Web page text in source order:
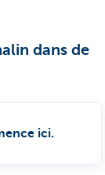
dans de
ici.